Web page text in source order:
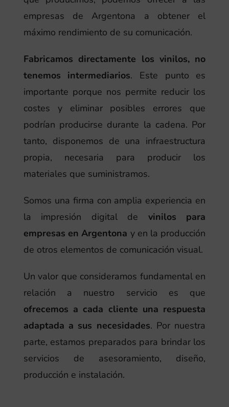
empresas de Argentona a obtener el
máximo rendimiento de su comunicación.
Fabricamos directamente los vinilos, no
tenemos intermediarios. Este punto es
importante porque nos permite reducir los
costes y eliminar posibles errores que
podrían producirse durante la cadena. Por
tanto, disponemos de una infraestructura
propia, necesaria para producir los
materiales que suministramos.
Somos una firma con amplia experiencia en
la impresión digital de vinilos para
empresas en Argentona y en la producción
de otros elementos de comunicación visual.
Un valor que consideramos fundamental en
relación a nuestro servicio es que
ofrecemos a cada cliente una respuesta
adaptada a sus necesidades. Por nuestra
parte, estamos preparados para brindar los
servicios de asesoramiento, diseño,
producción e instalación.